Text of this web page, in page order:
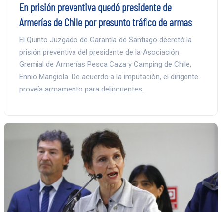
En prisión preventiva quedó presidente de
Armerías de Chile por presunto tráfico de armas
El Quinto Juzgado de Garantía de Santiago decretó la
prisión preventiva del presidente de la Asociación
Gremial de Armerías Pesca Caza y Camping de Chile,
Ennio Mangiola. De acuerdo a la imputación, el dirigente
proveía armamento para delincuentes.